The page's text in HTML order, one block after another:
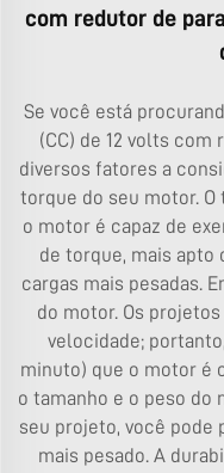
com redutor de
Se você está
(CC) de 12 volts
diversos fatores a
torque do seu motor.
o motor é capaz de
de torque, mais apto
cargas mais pesadas.
do motor. Os
velocidade;
minuto) que o motor é
o tamanho e o peso do
seu projeto, você pode
mais pesado. A